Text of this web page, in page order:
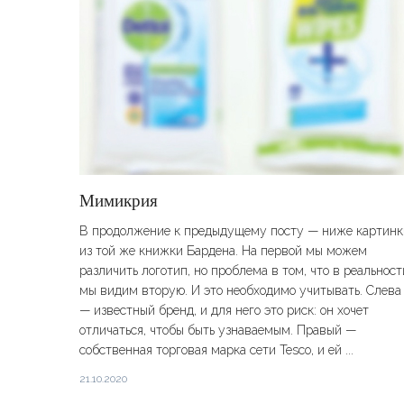
Мимикрия
В продолжение к предыдущему посту — ниже
из той же книжки Бардена. На первой мы можем
различить логотип, но проблема в том, что в
мы видим вторую. И это необходимо учитывать. Слева
— известный бренд, и для него это риск: он хочет
отличаться, чтобы быть узнаваемым. Правый —
собственная торговая марка сети Tesco, и ей ...
21.10.2020